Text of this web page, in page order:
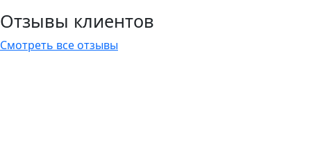
Отзывы клиентов
Смотреть все отзывы